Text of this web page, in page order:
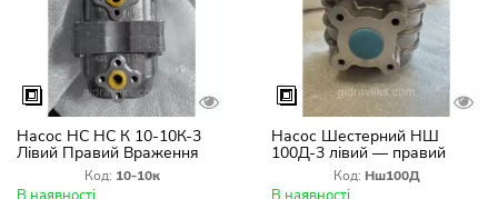
Насос НС НС К 10-10К-3
Лівий Правий Враження
Вал під Шпонку
Код: 10-10к
Насос Шестерний НШ
100Д-3 лівий — правий
Круглий. ТОВ ТД ВАЗ
Код: Нш100Д